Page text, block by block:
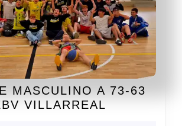
MASCULINO A 73-63
VILLARREAL